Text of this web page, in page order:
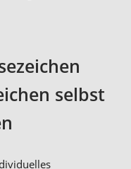
selbst